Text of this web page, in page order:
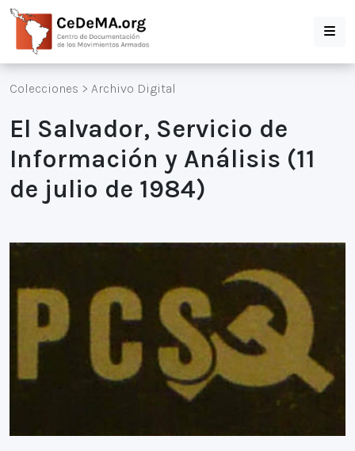
Colecciones > Archivo Digital
El Salvador, Servicio de
Información y Análisis (11
de julio de 1984)